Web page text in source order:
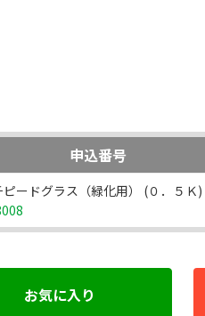
申込番号
ードグラス（緑化用） (０．５Ｋ)
お気に入り